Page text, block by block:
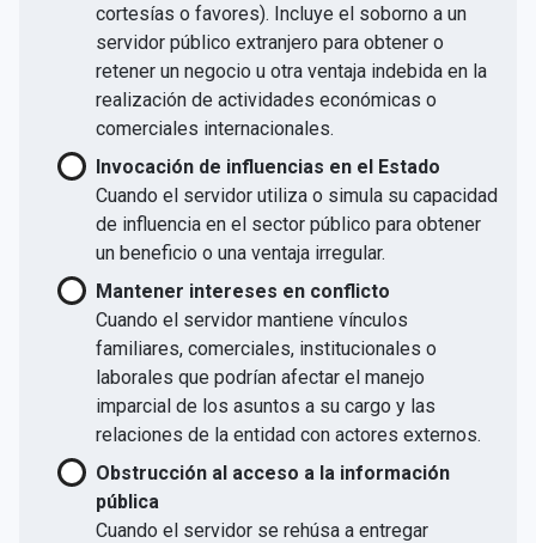
cortesías o favores). Incluye el soborno a un
servidor público extranjero para obtener o
retener un negocio u otra ventaja indebida en la
realización de actividades económicas o
comerciales internacionales.
Invocación de influencias en el Estado
Cuando el servidor utiliza o simula su capacidad
de influencia en el sector público para obtener
un beneficio o una ventaja irregular.
Mantener intereses en conflicto
Cuando el servidor mantiene vínculos
familiares, comerciales, institucionales o
laborales que podrían afectar el manejo
imparcial de los asuntos a su cargo y las
relaciones de la entidad con actores externos.
Obstrucción al acceso a la información
pública
Cuando el servidor se rehúsa a entregar